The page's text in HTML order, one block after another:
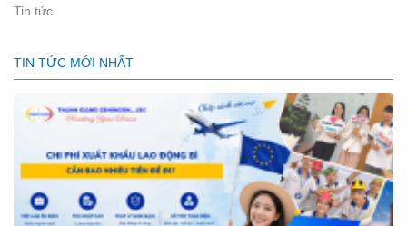
Tin tức
TIN TỨC MỚI NHẤT